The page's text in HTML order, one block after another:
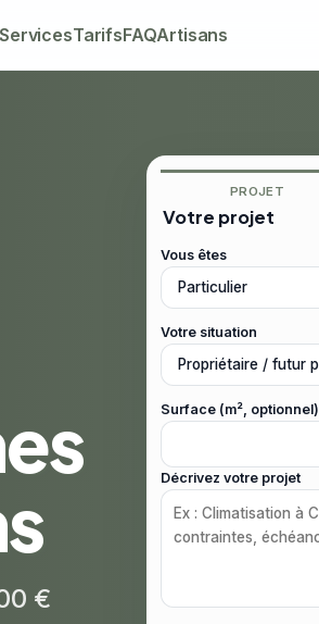
ServicesTarifsFAQArtisans
€
PROJET
Votre projet
Vous êtes
Votre situation
Surface (m², optionnel)
Décrivez votre projet